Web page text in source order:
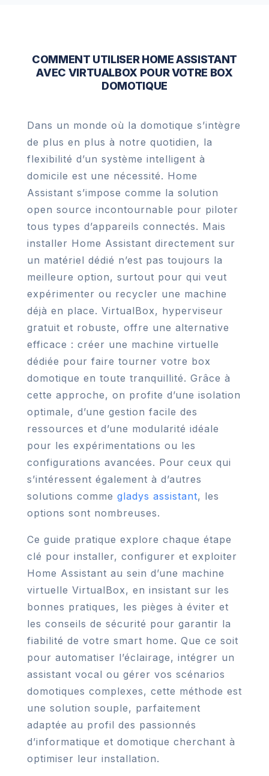
COMMENT UTILISER HOME ASSISTANT
AVEC VIRTUALBOX POUR VOTRE BOX
DOMOTIQUE
Dans un monde où la domotique s’intègre
de plus en plus à notre quotidien, la
flexibilité d’un système intelligent à
domicile est une nécessité. Home
Assistant s’impose comme la solution
open source incontournable pour piloter
tous types d’appareils connectés. Mais
installer Home Assistant directement sur
un matériel dédié n’est pas toujours la
meilleure option, surtout pour qui veut
expérimenter ou recycler une machine
déjà en place. VirtualBox, hyperviseur
gratuit et robuste, offre une alternative
efficace : créer une machine virtuelle
dédiée pour faire tourner votre box
domotique en toute tranquillité. Grâce à
cette approche, on profite d’une isolation
optimale, d’une gestion facile des
ressources et d’une modularité idéale
pour les expérimentations ou les
configurations avancées. Pour ceux qui
s’intéressent également à d’autres
solutions comme gladys assistant, les
options sont nombreuses.
Ce guide pratique explore chaque étape
clé pour installer, configurer et exploiter
Home Assistant au sein d’une machine
virtuelle VirtualBox, en insistant sur les
bonnes pratiques, les pièges à éviter et
les conseils de sécurité pour garantir la
fiabilité de votre smart home. Que ce soit
pour automatiser l’éclairage, intégrer un
assistant vocal ou gérer vos scénarios
domotiques complexes, cette méthode est
une solution souple, parfaitement
adaptée au profil des passionnés
d’informatique et domotique cherchant à
optimiser leur installation.